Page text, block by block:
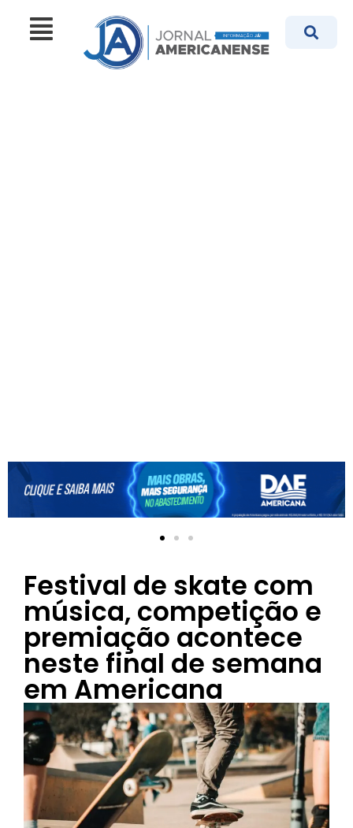
Festival de skate com
música, competição e
premiação acontece
neste final de semana
em Americana